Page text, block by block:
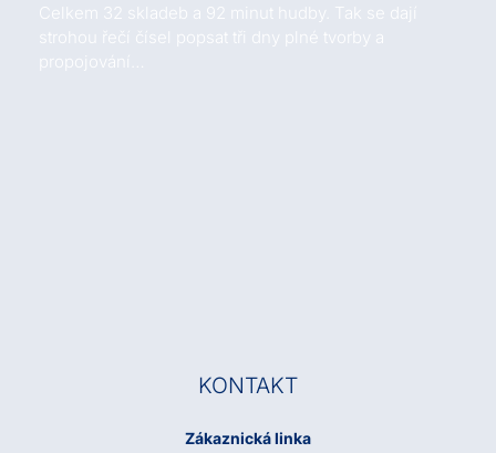
Celkem 32 skladeb a 92 minut hudby. Tak se dají
strohou řečí čísel popsat tři dny plné tvorby a
propojování…
KONTAKT
Zákaznická linka